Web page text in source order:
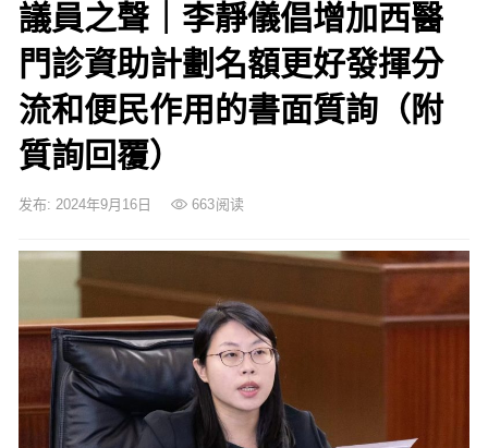
議員之聲｜李靜儀倡增加西醫
門診資助計劃名額更好發揮分
流和便民作用的書面質詢（附
質詢回覆）
发布: 2024年9月16日 663阅读